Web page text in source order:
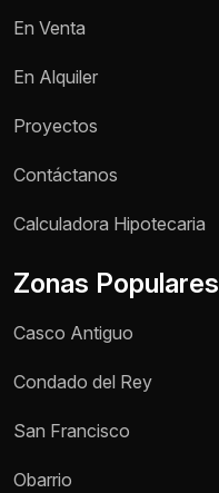
En Venta
En Alquiler
Proyectos
Contáctanos
Calculadora Hipotecaria
Zonas Populares
Casco Antiguo
Condado del Rey
San Francisco
Obarrio